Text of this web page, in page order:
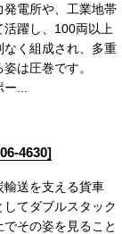
発電所や、工業地帯
活躍し、100両以上
く組成され、多重
は圧巻です。
...
4630]
輸送を支える貨車
てダブルスタック
その姿を見ること